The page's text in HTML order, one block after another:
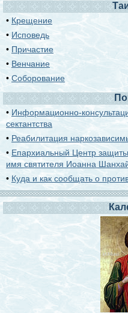
• Крещение
• Исповедь
• Причастие
• Венчание
•Соборование
• Информационно-
сектантства
• Реабилитация
• Епархиальный Центр
имя святителя Иоанна
• Куда и как сообщать о